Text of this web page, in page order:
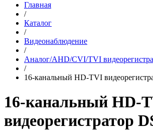
Главная
/
Каталог
/
Видеонаблюдение
/
Аналог/AHD/CVI/TVI
/
16-канальный HD-TVI
16-канальный HD-
видеорегистратор